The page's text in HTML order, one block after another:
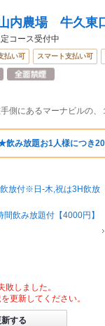
内農場 牛久東
コース受付中
払い可 スマート支払い可
側にあるマーナビルの、
飲み放題お1人様につき
放付※日-木,祝は3H飲放
飲み放題付【4000円】
敗しました。
更新してください。
する